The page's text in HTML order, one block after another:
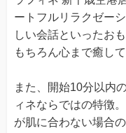
ートフルリラクゼー
しい会話といったお
もちろん心まで癒し
また、開始10分以内
ィネならではの特徴
が肌に合わない場合